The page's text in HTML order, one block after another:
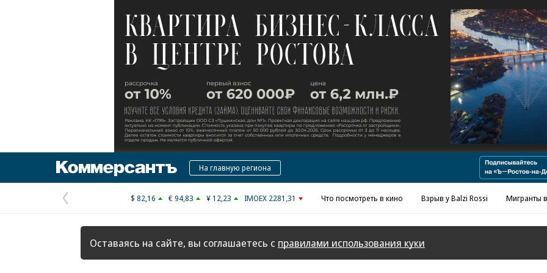
КоммерсантъНа главную региона
Предыдущая
страница
$ 82,16 € 94,83 ¥ 12,23 IMOEX 2281,31 Что посмотреть в кино Взрыв у Balzi Rossi Мигранты
Оставаясь на сайте, вы соглашаетесь с правилами использования куки